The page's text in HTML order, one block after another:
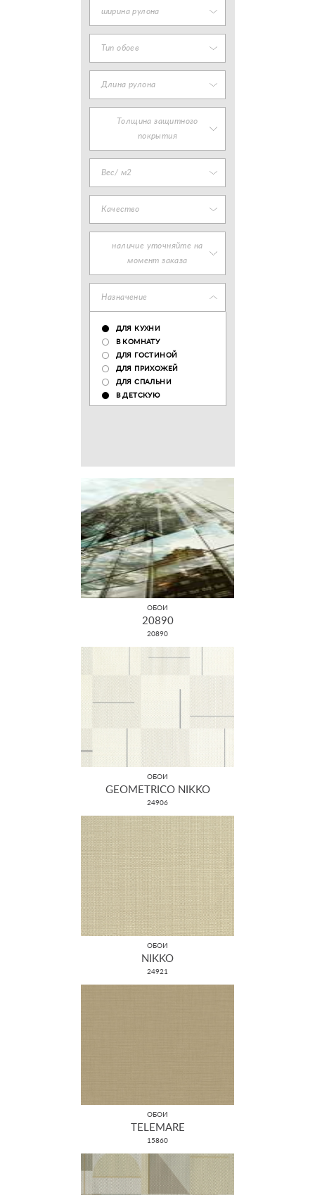
ширина рулона
Тип обоев
Длина рулона
Толщина защитного
покрытия
Вес/ м2
Качество
наличие уточняйте на
момент заказа
Назначение
ДЛЯ КУХНИ
В КОМНАТУ
ДЛЯ ГОСТИНОЙ
ДЛЯ ПРИХОЖЕЙ
ДЛЯ СПАЛЬНИ
В ДЕТСКУЮ
ОБОИ
20890
20890
ОБОИ
GEOMETRICO NIKKO
24906
ОБОИ
NIKKO
24921
ОБОИ
TELEMARE
15860